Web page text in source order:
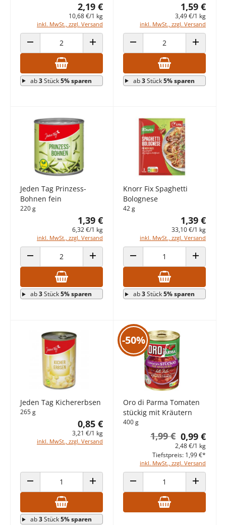
2,19 €
10,68 €/1 kg
inkl. MwSt., zzgl. Versand
ANZAHL VERRINGERN ANZAHL ERHÖHEN
ab3Stück5% sparen
1,59 €
3,49 €/1 kg
inkl. MwSt., zzgl. Versand
ANZAHL VERRINGERN ANZAHL
ab3Stück5% sparen
Jeden Tag Prinzess-
Bohnen fein
220 g
1,39 €
6,32 €/1 kg
inkl. MwSt., zzgl. Versand
ANZAHL VERRINGERN ANZAHL ERHÖHEN
ab3Stück5% sparen
Knorr Fix Spaghetti
Bolognese
42 g
1,39 €
33,10 €/1 kg
inkl. MwSt., zzgl. Versand
ANZAHL VERRINGERN ANZAHL
ab3Stück5% sparen
Jeden Tag Kichererbsen
265 g
0,85 €
3,21 €/1 kg
inkl. MwSt., zzgl. Versand
ANZAHL VERRINGERN ANZAHL ERHÖHEN
ab3Stück5% sparen
-50%
Oro di Parma Tomaten
stückig mit Kräutern
400 g
0,99 €
1,99 €
2,48 €/1 kg
inkl. MwSt., zzgl. Versand
Tiefstpreis: 1,99 €*
ANZAHL VERRINGERN ANZAHL